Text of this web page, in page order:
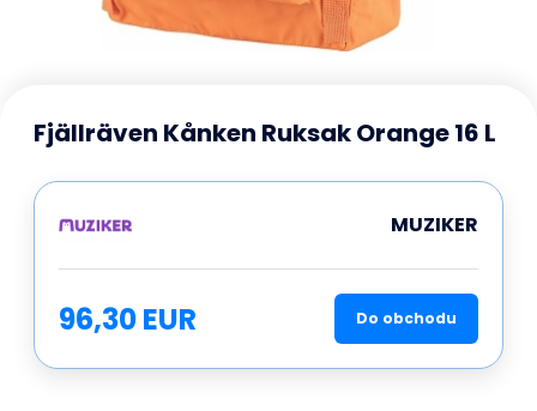
Fjällräven Kånken Ruksak Orange 16 L
MUZIKER
96,30 EUR Do obchodu